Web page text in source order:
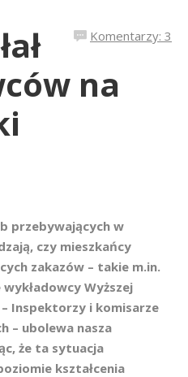
Komentarzy: 3
na
przebywających w
czy mieszkańcy
zakazów – takie m.in.
Wyższej
– Inspektorzy i komisarze
– ubolewa nasza
że ta sytuacja
kształcenia